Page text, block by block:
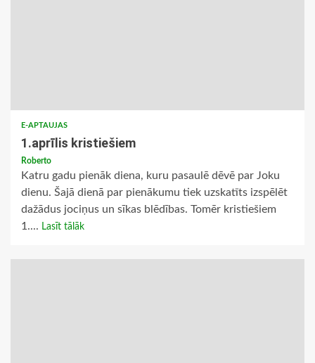
E-APTAUJAS
1.aprīlis kristiešiem
Roberto
Katru gadu pienāk diena, kuru pasaulē dēvē par Joku
dienu. Šajā dienā par pienākumu tiek uzskatīts izspēlēt
dažādus jociņus un sīkas blēdības. Tomēr kristiešiem
1.... Lasīt tālāk